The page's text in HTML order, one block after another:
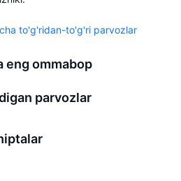
to'g'ridan-to'g'ri parvozlar
eng ommabop
parvozlar